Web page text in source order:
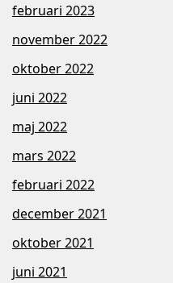
februari 2023
november 2022
oktober 2022
juni 2022
maj 2022
mars 2022
februari 2022
december 2021
oktober 2021
juni 2021